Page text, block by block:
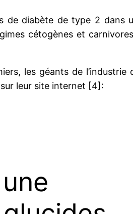
diabète de type 2 dans
cétogènes et
les géants de l’industrie
leur site internet [4]: